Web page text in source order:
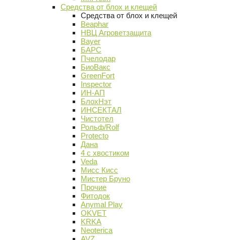
Средства от блох и клещей
Средства от блох и клещей
Beaphar
НВЦ Агроветзащита
Bayer
БАРС
Пчелодар
БиоВакс
GreenFort
Inspector
ИН-АП
БлохНэт
ИНСЕКТАЛ
Чистотел
Рольф/Rolf
Protecto
Дана
4 с хвостиком
Veda
Мисс Кисс
Мистер Бруно
Прочие
Фитодок
Anymal Play
OKVET
KRKA
Neoterica